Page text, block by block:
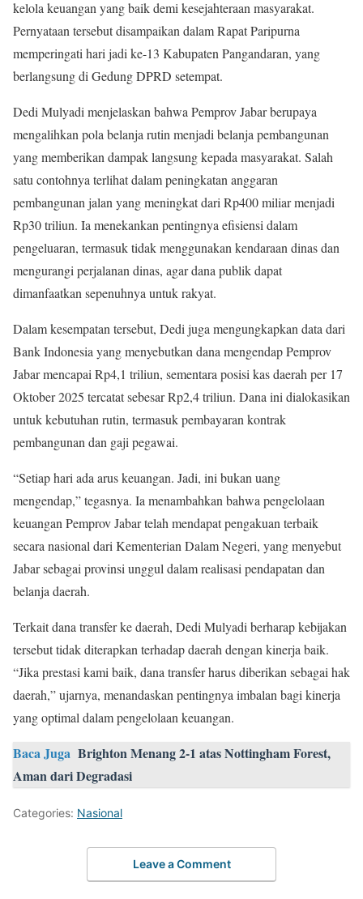
kelola keuangan yang baik demi kesejahteraan masyarakat.
Pernyataan tersebut disampaikan dalam Rapat Paripurna
memperingati hari jadi ke-13 Kabupaten Pangandaran, yang
berlangsung di Gedung DPRD setempat.
Dedi Mulyadi menjelaskan bahwa Pemprov Jabar berupaya
mengalihkan pola belanja rutin menjadi belanja pembangunan
yang memberikan dampak langsung kepada masyarakat. Salah
satu contohnya terlihat dalam peningkatan anggaran
pembangunan jalan yang meningkat dari Rp400 miliar menjadi
Rp30 triliun. Ia menekankan pentingnya efisiensi dalam
pengeluaran, termasuk tidak menggunakan kendaraan dinas dan
mengurangi perjalanan dinas, agar dana publik dapat
dimanfaatkan sepenuhnya untuk rakyat.
Dalam kesempatan tersebut, Dedi juga mengungkapkan data dari
Bank Indonesia yang menyebutkan dana mengendap Pemprov
Jabar mencapai Rp4,1 triliun, sementara posisi kas daerah per 17
Oktober 2025 tercatat sebesar Rp2,4 triliun. Dana ini dialokasikan
untuk kebutuhan rutin, termasuk pembayaran kontrak
pembangunan dan gaji pegawai.
“Setiap hari ada arus keuangan. Jadi, ini bukan uang
mengendap,” tegasnya. Ia menambahkan bahwa pengelolaan
keuangan Pemprov Jabar telah mendapat pengakuan terbaik
secara nasional dari Kementerian Dalam Negeri, yang menyebut
Jabar sebagai provinsi unggul dalam realisasi pendapatan dan
belanja daerah.
Terkait dana transfer ke daerah, Dedi Mulyadi berharap kebijakan
tersebut tidak diterapkan terhadap daerah dengan kinerja baik.
“Jika prestasi kami baik, dana transfer harus diberikan sebagai hak
daerah,” ujarnya, menandaskan pentingnya imbalan bagi kinerja
yang optimal dalam pengelolaan keuangan.
Baca Juga Brighton Menang 2-1 atas Nottingham Forest,
Aman dari Degradasi
Categories: Nasional
Leave a Comment